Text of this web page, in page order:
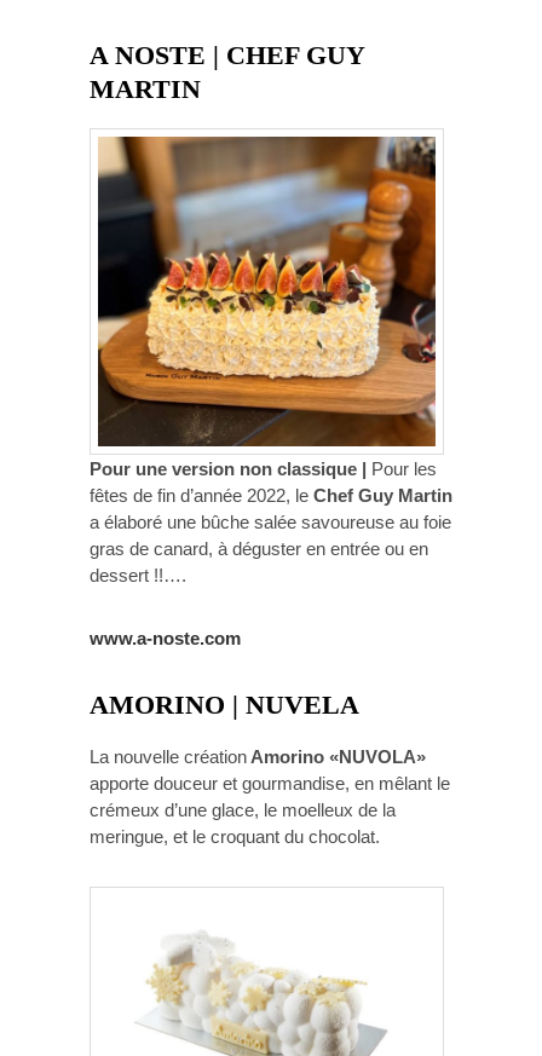
A NOSTE | CHEF GUY
MARTIN
Pour une version non classique | Pour les
fêtes de fin d’année 2022, le Chef Guy Martin
a élaboré une bûche salée savoureuse au foie
gras de canard, à déguster en entrée ou en
dessert !!….
www.a-noste.com
AMORINO | NUVELA
La nouvelle création Amorino «NUVOLA»
apporte douceur et gourmandise, en mêlant le
crémeux d’une glace, le moelleux de la
meringue, et le croquant du chocolat.